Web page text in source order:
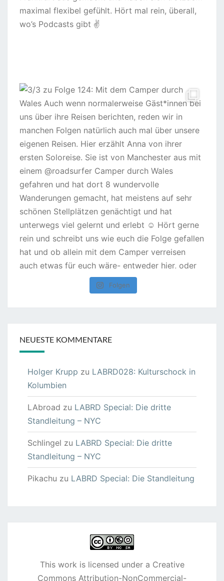
Folgen
NEUESTE KOMMENTARE
Holger Krupp zu LABRD028: Kulturschock in
Kolumbien
LAbroad zu LABRD Special: Die dritte
Standleitung – NYC
Schlingel zu LABRD Special: Die dritte
Standleitung – NYC
Pikachu zu LABRD Special: Die Standleitung
This work is licensed under a Creative
Commons Attribution-NonCommercial-